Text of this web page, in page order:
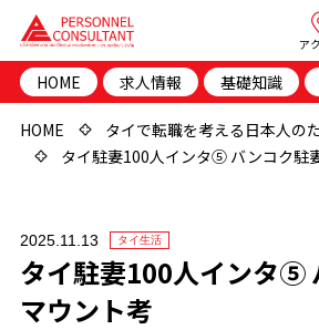
ア
HOME 求人情報 基礎知識
HOME
タイで転職を考える日本人の
タイ駐妻100人インタ⑤ バンコク駐
2025.11.13 タイ生活
タイ駐妻100人インタ⑤
マウント考